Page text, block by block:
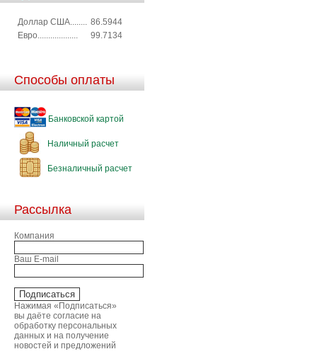
Доллар США........ 86.5944
Евро...................
99.7134
Способы оплаты
Банковской картой
Наличный расчет
Безналичный расчет
Рассылка
Компания
Ваш E-mail
Нажимая «Подписаться»
вы даёте согласие на
обработку персональных
данных и на получение
новостей и предложений